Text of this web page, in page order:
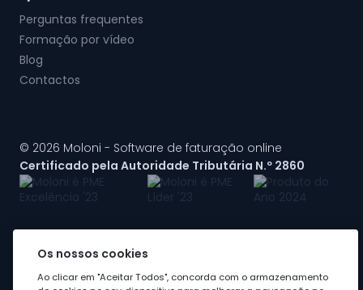
Perguntas frequentes
Formação por vídeo
Blog
Contactos
© 2026 Moloni - Software de faturação online
Certificado pela Autoridade Tributária N.º 2860
A Moloni faz parte dogrupo Visma
Os nossos cookies
Ao clicar em "Aceitar Todos", concorda com o armazenamento